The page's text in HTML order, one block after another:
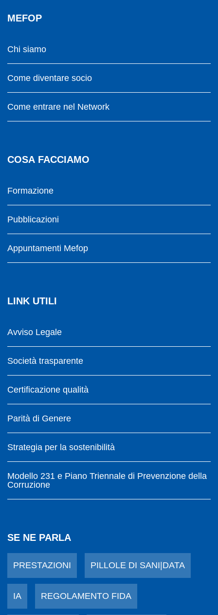
MEFOP
Chi siamo
Come diventare socio
Come entrare nel Network
COSA FACCIAMO
Formazione
Pubblicazioni
Appuntamenti Mefop
LINK UTILI
Avviso Legale
Società trasparente
Certificazione qualità
Parità di Genere
Strategia per la sostenibilità
Modello 231 e Piano Triennale di Prevenzione della
Corruzione
SE NE PARLA
PRESTAZIONI PILLOLE DI SANI|DATA
IA REGOLAMENTO FIDA